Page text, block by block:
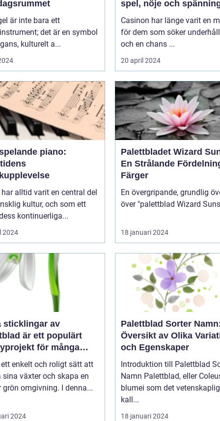
är inte bara ett
det är en symbol
kulturelt a...
spel, nöje och
Casinon har länge varit en
för dem som söker
och en chans ...
20 april 2024
piano:
alltid varit en central del
kultur, och som ett
kontinuerliga...
2024
Palettbladet Wizard
En Strålande
Färger
En övergripande, grundlig
18 januari 2024
sticklingar av
är ett populärt
för många
enkelt och roligt sätt att
sina växter och skapa en
grön omgivning. I denna...
2024
Palettblad Sorter
Översikt av Olika
och Egenskaper
Introduktion till Palettblad
Namn Palettblad, eller Coleus
blumei som det
kall...
18 januari 2024